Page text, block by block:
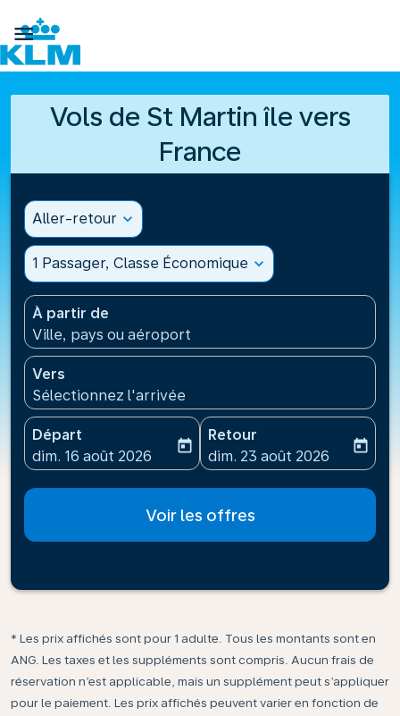

Vols de St Martin île vers
France
Aller-retour expand_more
1 Passager, Classe Économique expand_more
À partir de
Ville, pays ou aéroport
Vers
Sélectionnez l'arrivée
Départ
fc-booking-departure-date-aria-label
dim. 16 août 2026
today
Retour
fc-booking-return-date-
dim. 23 août 2026
today
Voir les offres
* Les prix affichés sont pour 1 adulte. Tous les montants sont en
ANG. Les taxes et les suppléments sont compris. Aucun frais de
réservation n’est applicable, mais un supplément peut s’appliquer
pour le paiement. Les prix affichés peuvent varier en fonction de